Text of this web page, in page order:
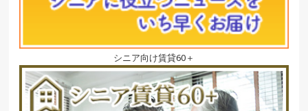
シニア向け賃貸60＋